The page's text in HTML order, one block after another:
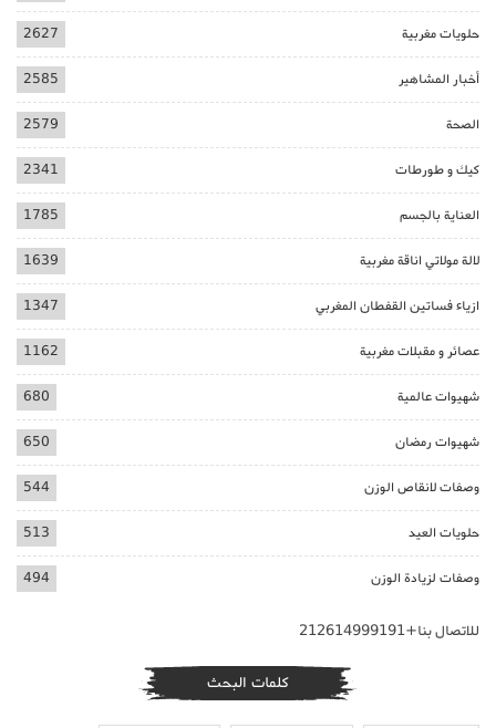
حلويات مغربية 2627
أخبار المشاهير 2585
الصحة 2579
كيك و طورطات 2341
العناية بالجسم 1785
لالة مولاتي اناقة مغربية 1639
ازياء فساتين القفطان المغربي 1347
عصائر و مقبلات مغربية 1162
شهيوات عالمية 680
شهيوات رمضان 650
وصفات لانقاص الوزن 544
حلويات العيد 513
وصفات لزيادة الوزن 494
للاتصال بنا+212614999191
كلمات البحث